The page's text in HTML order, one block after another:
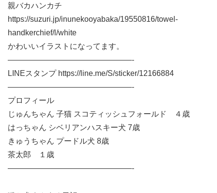
親バカハンカチ
https://suzuri.jp/inunekooyabaka/19550816/towel-
handkerchief/l/white
かわいいイラストになってます。
————————————————-
LINEスタンプ https://line.me/S/sticker/12166884
————————————————-
プロフィール
じゅんちゃん 子猫 スコティッシュフォールド ４歳
はっちゃん シベリアンハスキー犬 7歳
きゅうちゃん プードル犬 8歳
茶太郎 １歳
————————————————-